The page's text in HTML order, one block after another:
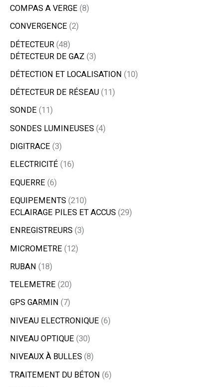
COMPAS A VERGE 8
CONVERGENCE 2
DÉTECTEUR 48
DÉTECTEUR DE GAZ 3
DÉTECTION ET LOCALISATION 10
DÉTECTEUR DE RÉSEAU 11
SONDE 11
SONDES LUMINEUSES 4
DIGITRACE 3
ELECTRICITÉ 16
EQUERRE 6
EQUIPEMENTS 210
ECLAIRAGE PILES ET ACCUS 29
ENREGISTREURS 3
MICROMETRE 12
RUBAN 18
TELEMETRE 20
GPS GARMIN
7
NIVEAU ELECTRONIQUE 6
NIVEAU OPTIQUE 30
NIVEAUX À BULLES 8
TRAITEMENT DU BÉTON 6